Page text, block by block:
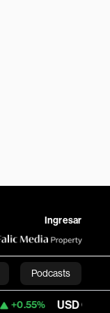
Ingresar
Podcasts
USD COP 3,175.95